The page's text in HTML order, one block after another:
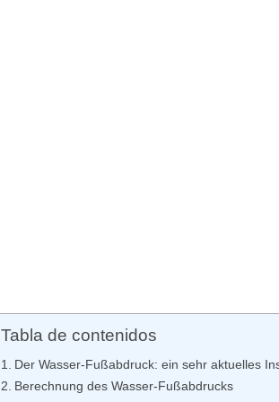
Tabla de contenidos
Der Wasser-Fußabdruck: ein sehr aktuelles
Berechnung des Wasser-Fußabdrucks